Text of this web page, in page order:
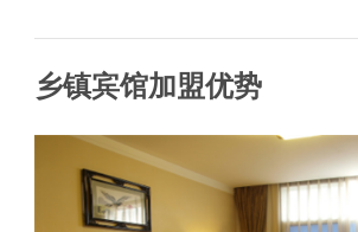
乡镇宾馆加盟优势